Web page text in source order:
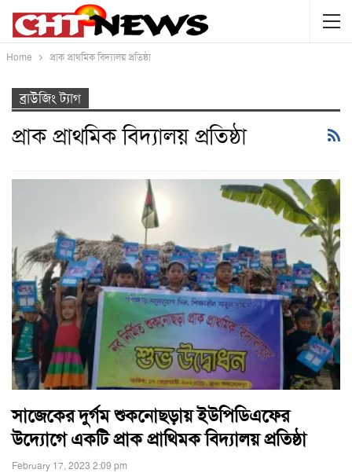
Home প্রাক প্রাথমিক বিদ্যালয় প্রতিষ্ঠা
ব্রাউজিং ট্যাগ
প্রাক প্রাথমিক বিদ্যালয় প্রতিষ্ঠা
সাজেকের দুর্গম শুকনোছড়ায় ইউপিডিএফের
উদ্যোগে একটি প্রাক প্রাথিমক বিদ্যালয় প্রতিষ্ঠা
February 17, 2023 2:09 pm